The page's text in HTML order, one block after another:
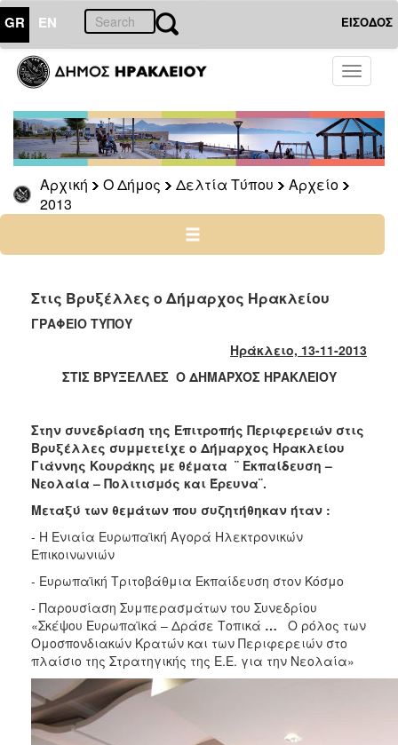
GR EN ΕΙΣΟΔΟΣ
Toggle
Αρχική Ο Δήμος Δελτία Τύπου
Αρχείο
2013
ΔΗΜΟΣ
Δελτία
Τύπου
Αρχείο
2026
2025
2022
2021
2019
2017
2016
2015
2013
2012
2011
2010
2006
ΤΟΠΟΣ
Στις Βρυξέλλες ο Δήμαρχος Ηρακλείου
ΓΡΑΦΕΙΟ ΤΥΠΟΥ
Ηράκλειο, 13-11-2013
ΣΤΙΣ ΒΡΥΞΕΛΛΕΣ Ο ΔΗΜΑΡΧΟΣ ΗΡΑΚΛΕΙΟΥ
Στην συνεδρίαση της Επιτροπής Περιφερειών στις
Βρυξέλλες συμμετείχε ο Δήμαρχος Ηρακλείου
Γιάννης Κουράκης με θέματα ¨ Εκπαίδευση –
Νεολαία – Πολιτισμός και Έρευνα¨.
Μεταξύ των θεμάτων που συζητήθηκαν ήταν :
- Η Ενιαία Ευρωπαϊκή Αγορά Ηλεκτρονικών
Επικοινωνιών
- Ευρωπαϊκή Τριτοβάθμια Εκπαίδευση στον Κόσμο
- Παρουσίαση Συμπερασμάτων του Συνεδρίου
«Σκέψου Ευρωπαϊκά – Δράσε Τοπικά … Ο ρόλος των
Ομοσπονδιακών Κρατών και των Περιφερειών στο
πλαίσιο της Στρατηγικής της Ε.Ε. για την Νεολαία»